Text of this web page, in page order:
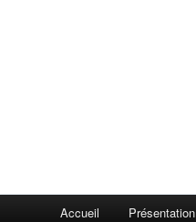
Accueil Présentation